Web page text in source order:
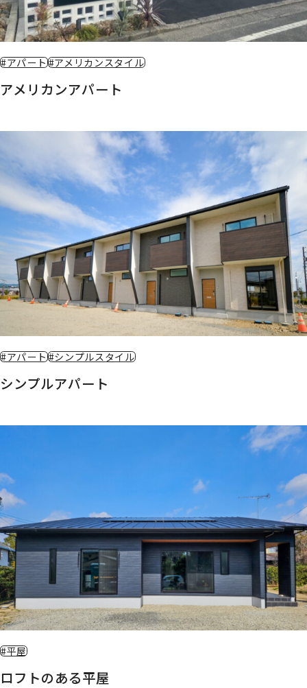
#アパート#アメリカンスタイル
アメリカンアパート
#アパート#シンプルスタイル
シンプルアパート
#平屋
ロフトのある平屋